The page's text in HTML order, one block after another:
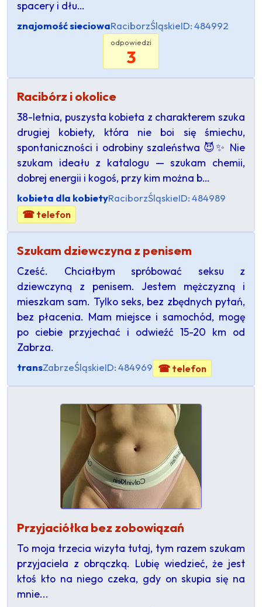
spacery i dłu…
znajomość sieciowaRaciborzŚląskieID: 484992
odpowiedzi
3
Racibórz i okolice
38-letnia, puszysta kobieta z charakterem szuka
drugiej kobiety, która nie boi się śmiechu,
spontaniczności i odrobiny szaleństwa 😈✨ Nie
szukam ideału z katalogu — szukam chemii,
dobrej energii i kogoś, przy kim można b…
kobieta dla kobietyRaciborzŚląskieID: 484989
☎ telefon
Szukam dziewczyna z penisem
Cześć. Chciałbym spróbować seksu z
dziewczyną z penisem. Jestem mężczyzną i
mieszkam sam. Tylko seks, bez zbędnych pytań,
bez płacenia. Mam miejsce i samochód, mogę
po ciebie przyjechać i odwieźć 15-20 km od
Zabrza.
transZabrzeŚląskieID: 484969 ☎ telefon
Przyjaciółka bez zobowiązań
To moja trzecia wizyta tutaj, tym razem szukam
przyjaciela z obrączką. Lubię wiedzieć, że jest
ktoś kto na niego czeka, gdy on skupia się na
mnie...